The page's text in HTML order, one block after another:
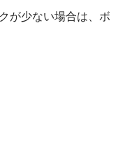
が少ない場合は、ボ